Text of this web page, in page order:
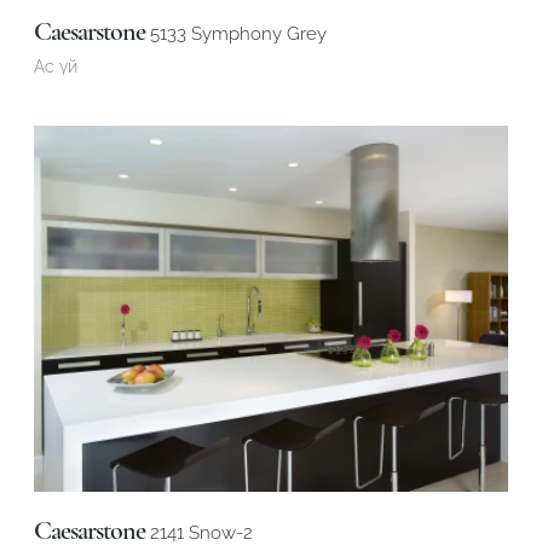
Caesarstone5133 Symphony Grey
Ас үй
Caesarstone2141 Snow-2